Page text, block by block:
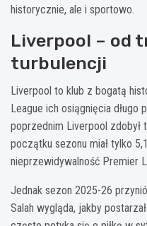
historycznie, ale i sportowo.
Liverpool – od
turbulencji
Liverpool to klub z bogatą
League ich osiągnięcia długo
poprzednim Liverpool zdobył
początku sezonu miał tylko
nieprzewidywalność Premier
Jednak sezon 2025-26
Salah wygląda, jakby